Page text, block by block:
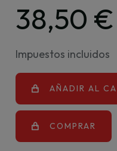
38,50 €
Impuestos incluidos
AÑADIR AL
COMPRAR